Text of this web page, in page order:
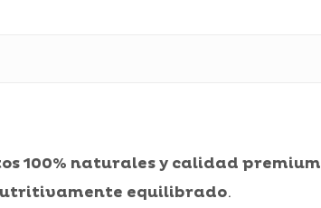
100% naturales y calidad premium
equilibrado.